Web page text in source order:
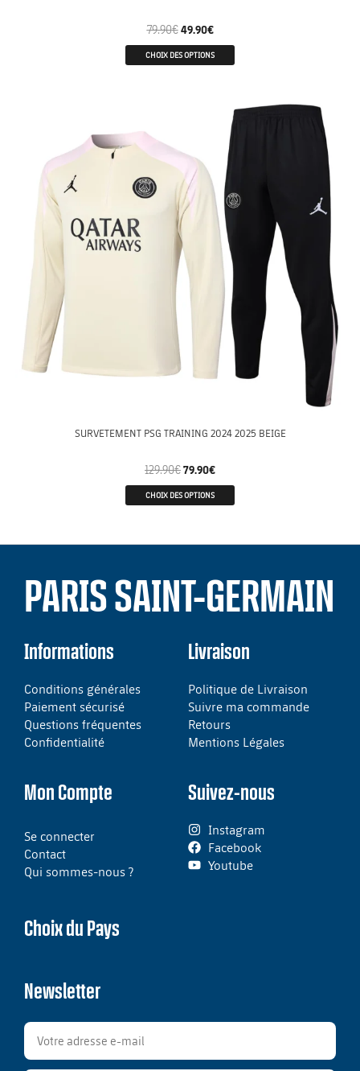
79.90€ 49.90€
CHOIX DES OPTIONS
SURVETEMENT PSG TRAINING 2024 2025 BEIGE
129.90€79.90€
CHOIX DES OPTIONS
PARIS SAINT-GERMAIN
Informations
Conditions générales
Paiement sécurisé
Questions fréquentes
Confidentialité
Livraison
Politique de Livraison
Suivre ma commande
Retours
Mentions Légales
Mon Compte
Se connecter
Contact
Qui sommes-nous ?
Suivez-nous
Instagram
Facebook
Youtube
Choix du Pays
Newsletter